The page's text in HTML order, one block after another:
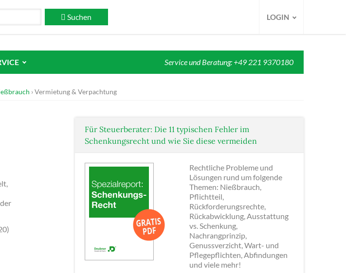
Suchen LOGIN
Service und Beratung: +49 221 9370180
Vermietung & Verpachtung
Für Steuerberater: Die 11 typischen Fehler im
Schenkungsrecht und wie Sie diese vermeiden
Rechtliche Probleme und
Lösungen rund um folgende
Themen: Nießbrauch,
Pflichtteil,
Rückforderungsrechte,
Rückabwicklung, Ausstattung
vs. Schenkung,
Nachrangprinzip,
Genussverzicht, Wart- und
Pflegepflichten, Abfindungen
und viele mehr!